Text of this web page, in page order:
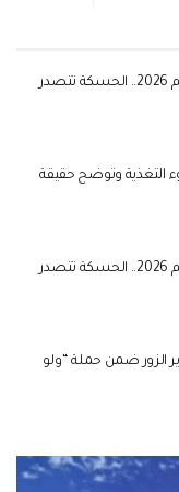
قفزة في إنتاج القمح السوري خلال موسم 2026.. الحسكة تتصدر
التغذية وتوضح حقيقة
قفزة في إنتاج القمح السوري خلال موسم 2026.. الحسكة تتصدر
بدير الزور ضمن حملة “ولو